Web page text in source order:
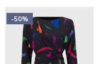
-50%